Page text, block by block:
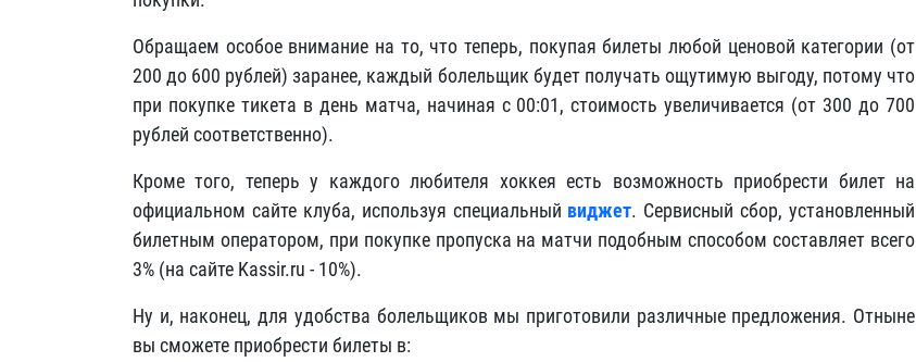
Обращаем особое внимание на то, что теперь, покупая билеты любой ценовой категории (от
200 до 600 рублей) заранее, каждый болельщик будет получать ощутимую выгоду, потому что
при покупке тикета в день матча, начиная с 00:01, стоимость увеличивается (от 300 до 700
рублей соответственно).
Кроме того, теперь у каждого любителя хоккея есть возможность приобрести билет на
официальном сайте клуба, используя специальный виджет. Сервисный сбор, установленный
билетным оператором, при покупке пропуска на матчи подобным способом составляет всего
3% (на сайте Kassir.ru - 10%).
Ну и, наконец, для удобства болельщиков мы приготовили различные предложения. Отныне
вы сможете приобрести билеты в: